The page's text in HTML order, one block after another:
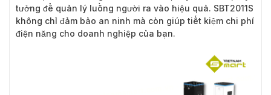
tưởng để quản lý luồng người ra vào hiệu quả. SBT2011S
không chỉ đảm bảo an ninh mà còn giúp tiết kiệm chi phí
điện năng cho doanh nghiệp của bạn.